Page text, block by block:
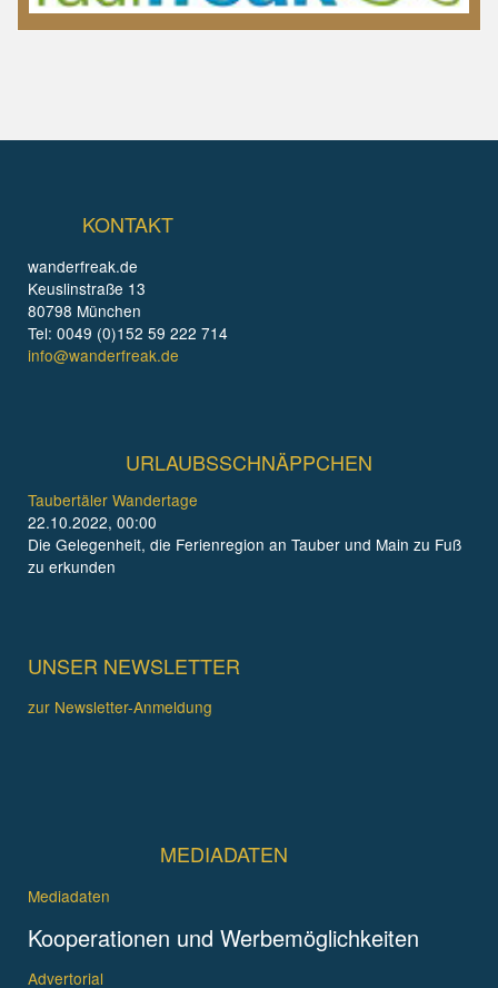
KONTAKT
wanderfreak.de
Keuslinstraße 13
80798 München
Tel: 0049 (0)152 59 222 714
info@wanderfreak.de
URLAUBSSCHNÄPPCHEN
Taubertäler Wandertage
22.10.2022, 00:00
Die Gelegenheit, die Ferienregion an Tauber und Main zu Fuß
zu erkunden
UNSER NEWSLETTER
zur Newsletter-Anmeldung
MEDIADATEN
Mediadaten
Kooperationen und Werbemöglichkeiten
Advertorial